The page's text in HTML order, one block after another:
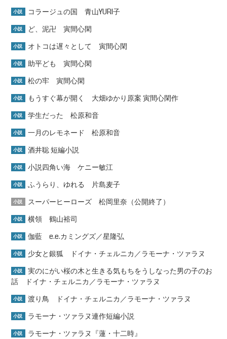
小説 コラージュの国 青山YURI子
小説 ど、泥卍 寅間心閑
小説 オトコは遅々として 寅間心閑
小説 助平ども 寅間心閑
小説 松の牢 寅間心閑
小説 もうすぐ幕が開く 大畑ゆかり原案 寅間心閑作
小説 学生だった 松原和音
小説 一月のレモネード 松原和音
小説 酒井聡 短編小説
小説 小説四角い海 ケニー敏江
小説 ふうらり、ゆれる 片島麦子
小説 スーパーヒーローズ 松岡里奈（公開終了）
小説 横領 鶴山裕司
小説 伽藍 e.e.カミングズ／星隆弘
小説 少女と銀狐 ドイナ・チェルニカ／ラモーナ・ツァラヌ
小説
実のにがい桜の木と生きる気もちをうしなった男の子のお
話 ドイナ・チェルニカ／ラモーナ・ツァラヌ
小説 渡り鳥 ドイナ・チェルニカ／ラモーナ・ツァラヌ
小説 ラモーナ・ツァラヌ連作短編小説
小説 ラモーナ・ツァラヌ『蓮・十二時』